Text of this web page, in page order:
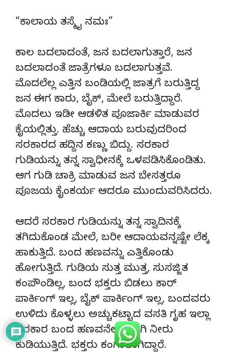
“ಕಾಲಾಯ ತಸ್ಮೈ ನಮಃ”
ಕಾಲ ಬದಲಾದಂತೆ, ಜನ ಬದಲಾಗುತ್ತಾರೆ, ಜನ
ಬದಲಾದಂತೆ ಜಾತ್ರೆಗಳೂ ಬದಲಾಗುತ್ತವೆ.
ಮೊದಲೆಲ್ಲ ಎತ್ತಿನ ಬಂಡಿಯಲ್ಲಿ ಜಾತ್ರಗೆ ಬರುತ್ತಿದ್ದ
ಜನ ಈಗ ಕಾರು, ಬೈಕ್‌, ಮೇಲೆ ಬರುತ್ತಿದ್ದಾರೆ.
ಮೊದಲು ಇಡೀ ಆಡಳಿತ ಪೂಜಾರ್ಕಿ ಮಾಡುವರ
ಕೈಯಲ್ಲಿತ್ತು. ಹೆಚ್ಚು ಆದಾಯ ಬರುವುದರಿಂದ
ಸರಕಾರದ ಹದ್ದಿನ ಕಣ್ಣು ಬಿದ್ದು. ಸರಕಾರ
ಗುಡಿಯನ್ನು ತನ್ನ ಸ್ವಾಧೀನಕ್ಕೆ ಒಳಪಡಿಸಿಕೊಂಡಿತು.
ಆಗ ಗುಡಿ ಚಾಕ್ರಿ ಮಾಡುವ ಜನ ಬೇಸತ್ತರೂ
ಪೂಜಯ ಕೈಂಕರ್ಯ ಆದರೂ ಮುಂದುವರಿಸಿದರು.
ಆದರೆ ಸರಕಾರ ಗುಡಿಯನ್ನು ತನ್ನ ಸ್ವಾದಿನಕ್ಕೆ
ತಗಿದುಕೊಂಡ ಮೇಲೆ, ಬರೀ ಆದಾಯವನ್ನಷ್ಟೇ ಲೆಕ್ಕ
ಹಾಕುತ್ತಿದೆ. ಬಂದ ಹಣವನ್ನು ಎತ್ತಿಕೊಂಡು
ಹೋಗುತ್ತಿದೆ. ಗುಡಿಯ ಸುತ್ತ ಮುತ್ತ, ಸುಸಜ್ಜಿತ
ಕಂಪೌಂಡಿಲ್ಲ, ಬಂದ ಭಕ್ತರು ಬಿಡಲು ಕಾರ್‌
ಪಾರ್ಕಿಂಗ್‌ ಇಲ್ಲ, ಬೈಕ್‌ ಪಾರ್ಕಿಂಗ್‌ ಇಲ್ಲ, ಬಂದವರು
ಉಳಿದು ಕೊಳ್ಳಲು ಅಚ್ಚುಕಟ್ಟಾದ ವಸತಿ ಗೃಹ ಇಲ್ಲಾ
ಸರಕಾರ ಬಂದ ಹಣವನೆಲ್ಲ ನುಂಗಿ ನೀರು
ಕುಡಿಯುತ್ತಿದೆ. ಭಕ್ತರು ಕಂಗಾಲಾಗಿದ್ದಾರೆ.